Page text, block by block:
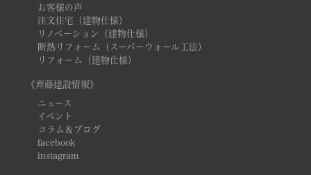
お客様の声
注文住宅（建物仕様）
リノベーション（建物仕様）
断熱リフォーム（スーパーウォール工法）
リフォーム（建物仕様）
《齊藤建設情報》
ニュース
イベント
コラム＆ブログ
facebook
instagram